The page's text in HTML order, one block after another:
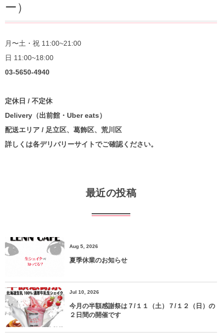
ー）
月〜土・祝 11:00~21:00
日 11:00~18:00
03-5650-4940
定休日 / 不定休
Delivery（出前館・Uber eats）
配送エリア / 足立区、葛飾区、荒川区
詳しくは各デリバリーサイトでご確認ください。
最近の投稿
Aug 5, 2026
夏季休業のお知らせ
Jul 10, 2026
今月の半額感謝祭は７/１１（土）７/１２（日）の
２日間の開催です